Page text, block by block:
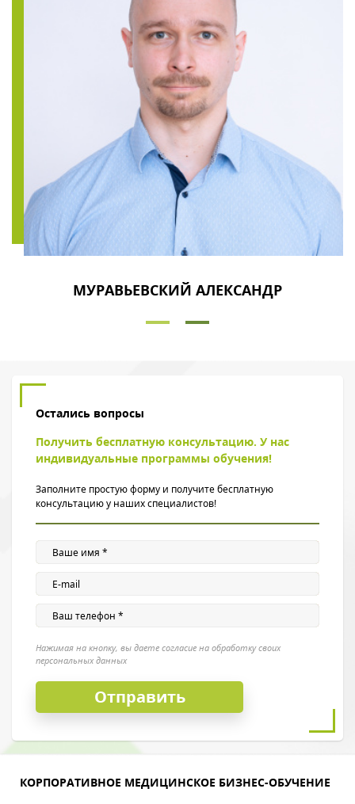
МУРАВЬЕВСКИЙ АЛЕКСАНДР
Остались вопросы
Получить бесплатную консультацию. У нас
индивидуальные программы обучения!
Заполните простую форму и получите бесплатную
консультацию у наших специалистов!
Нажимая на кнопку, вы даете согласие на обработку своих
персональных данных
КОРПОРАТИВНОЕ МЕДИЦИНСКОЕ БИЗНЕС-ОБУЧЕНИЕ